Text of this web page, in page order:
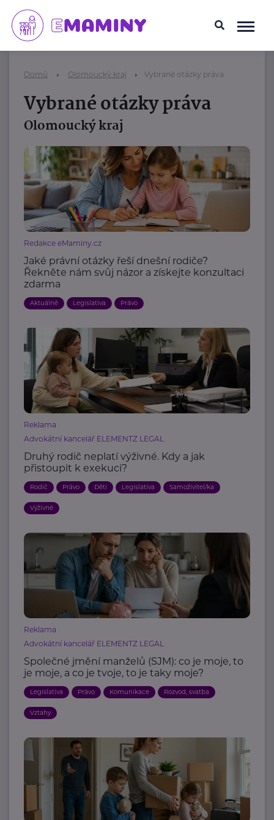
Domů Olomoucký kraj Vybrané otázky práva
Vybrané otázky práva
Olomoucký kraj
Redakce eMaminy.cz
Jaké právní otázky řeší dnešní rodiče?
Řekněte nám svůj názor a získejte konzultaci
zdarma
Aktuálně Legislativa Právo
Reklama
Advokátní kancelář ELEMENTZ LEGAL
Druhý rodič neplatí výživné. Kdy a jak
přistoupit k exekuci?
Rodič Právo Děti Legislativa Samoživitel/ka
Výživné
Reklama
Advokátní kancelář ELEMENTZ LEGAL
Společné jmění manželů (SJM): co je moje, to
je moje, a co je tvoje, to je taky moje?
Legislativa Právo Komunikace Rozvod, svatba
Vztahy